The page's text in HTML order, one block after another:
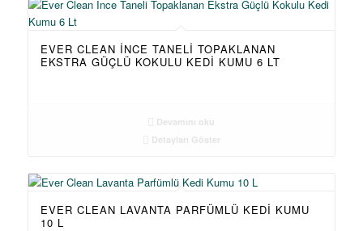
EVER CLEAN İNCE TANELI TOPAKLANAN
EKSTRA GÜÇLÜ KOKULU KEDI KUMU 6 LT
Devamını oku
Detayları Göster
EVER CLEAN LAVANTA PARFÜMLÜ KEDI KUMU
10 L